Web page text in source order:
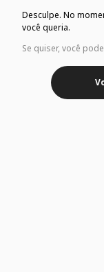
Desculpe. No
você queria.
Se quiser, você